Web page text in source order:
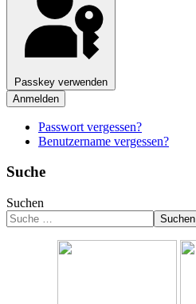
Passkey verwenden
Anmelden
Passwort vergessen?
Benutzername vergessen?
Suche
Suchen
Suchen